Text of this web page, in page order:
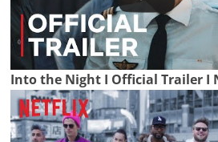
Into the Night I Official Trailer I